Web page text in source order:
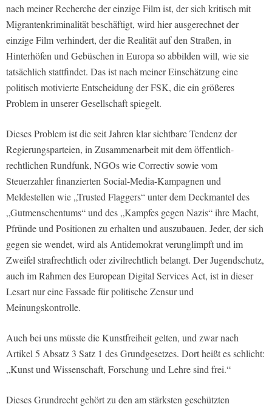
nach meiner Recherche der einzige Film ist, der sich kritisch mit
Migrantenkriminalität beschäftigt, wird hier ausgerechnet der
einzige Film verhindert, der die Realität auf den Straßen, in
Hinterhöfen und Gebüschen in Europa so abbilden will, wie sie
tatsächlich stattfindet. Das ist nach meiner Einschätzung eine
politisch motivierte Entscheidung der FSK, die ein größeres
Problem in unserer Gesellschaft spiegelt.
Dieses Problem ist die seit Jahren klar sichtbare Tendenz der
Regierungsparteien, in Zusammenarbeit mit dem öffentlich-
rechtlichen Rundfunk, NGOs wie Correctiv sowie vom
Steuerzahler finanzierten Social-Media-Kampagnen und
Meldestellen wie „Trusted Flaggers“ unter dem Deckmantel des
„Gutmenschentums“ und des „Kampfes gegen Nazis“ ihre Macht,
Pfründe und Positionen zu erhalten und auszubauen. Jeder, der sich
gegen sie wendet, wird als Antidemokrat verunglimpft und im
Zweifel strafrechtlich oder zivilrechtlich belangt. Der Jugendschutz,
auch im Rahmen des European Digital Services Act, ist in dieser
Lesart nur eine Fassade für politische Zensur und
Meinungskontrolle.
Auch bei uns müsste die Kunstfreiheit gelten, und zwar nach
Artikel 5 Absatz 3 Satz 1 des Grundgesetzes. Dort heißt es schlicht:
„Kunst und Wissenschaft, Forschung und Lehre sind frei.“
Dieses Grundrecht gehört zu den am stärksten geschützten